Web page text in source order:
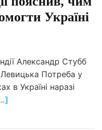
Україні
Александр Стубб
Потреба у
в Україні наразі